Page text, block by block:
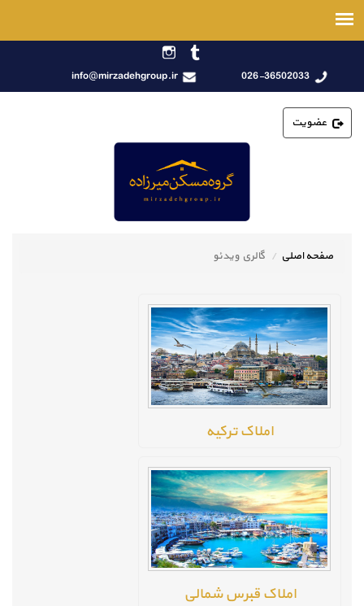
026-36502033
info@mirzadehgroup.ir
عضویت
صفحه اصلی گالري ويدئو
املاک ترکیه
املاک قبرس شمالی